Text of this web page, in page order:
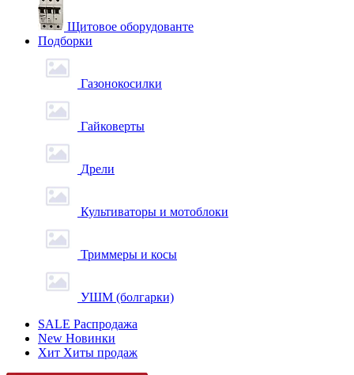
Щитовое оборудованте
Подборки
Газонокосилки
Гайковерты
Дрели
Культиваторы и мотоблоки
Триммеры и косы
УШМ (болгарки)
SALE Распродажа
New Новинки
Хит Хиты продаж